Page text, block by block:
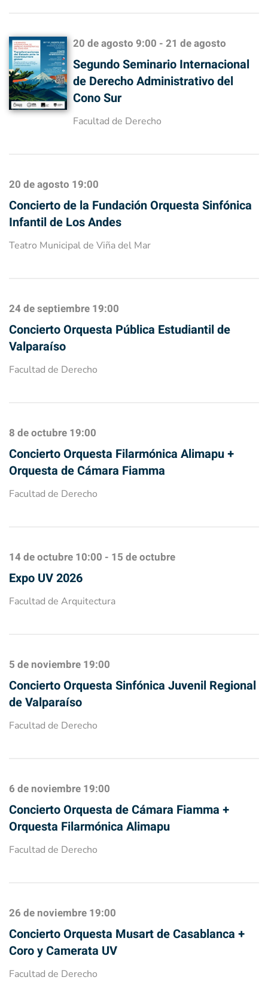
20 de agosto 9:00 - 21 de agosto
Segundo Seminario Internacional
de Derecho Administrativo del
Cono Sur
Facultad de Derecho
20 de agosto 19:00
Concierto de la Fundación Orquesta Sinfónica
Infantil de Los Andes
Teatro Municipal de Viña del Mar
24 de septiembre 19:00
Concierto Orquesta Pública Estudiantil de
Valparaíso
Facultad de Derecho
8 de octubre 19:00
Concierto Orquesta Filarmónica Alimapu +
Orquesta de Cámara Fiamma
Facultad de Derecho
14 de octubre 10:00 - 15 de octubre
Expo UV 2026
Facultad de Arquitectura
5 de noviembre 19:00
Concierto Orquesta Sinfónica Juvenil Regional
de Valparaíso
Facultad de Derecho
6 de noviembre 19:00
Concierto Orquesta de Cámara Fiamma +
Orquesta Filarmónica Alimapu
Facultad de Derecho
26 de noviembre 19:00
Concierto Orquesta Musart de Casablanca +
Coro y Camerata UV
Facultad de Derecho